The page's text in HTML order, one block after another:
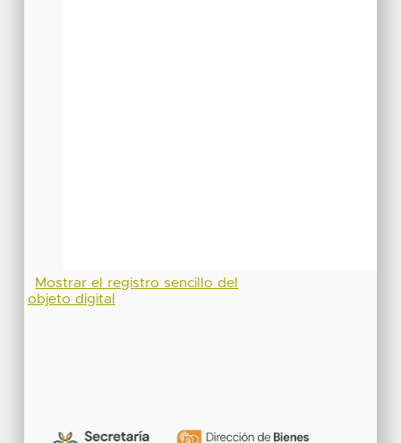
Mostrar el registro sencillo del
objeto digital